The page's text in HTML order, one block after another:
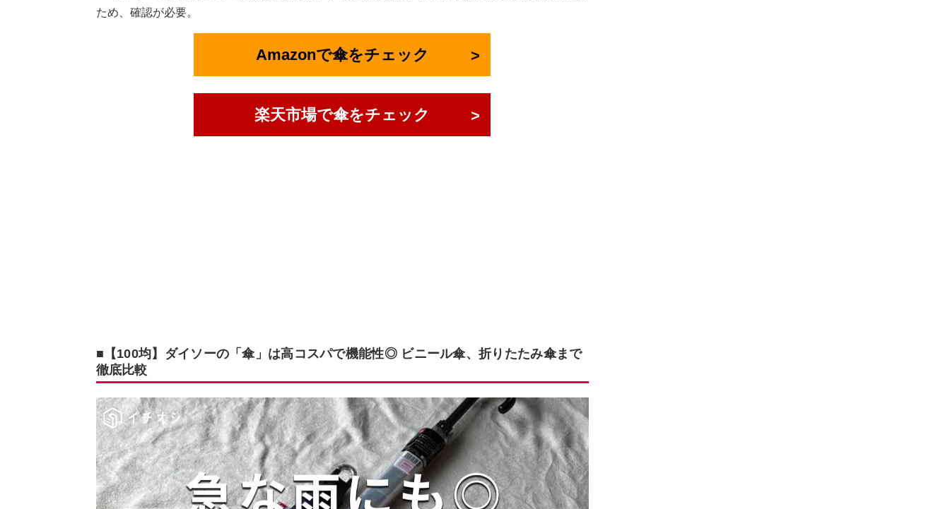
ため、確認が必要。
Amazonで傘をチェック
楽天市場で傘をチェック
■【100均】ダイソーの「傘」は高コスパで機能性◎ ビニール傘、折りたたみ傘まで
徹底比較